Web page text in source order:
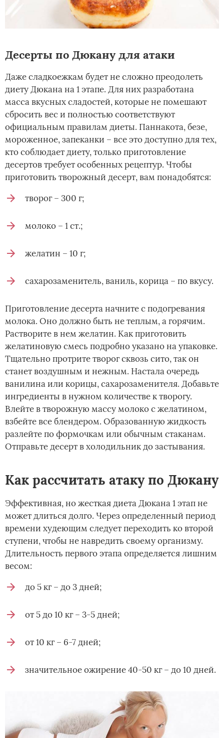
Десерты по Дюкану для атаки
Даже сладкоежкам будет не сложно преодолеть
диету Дюкана на 1 этапе. Для них разработана
масса вкусных сладостей, которые не помешают
сбросить вес и полностью соответствуют
официальным правилам диеты. Паннакота, безе,
мороженное, запеканки – все это доступно для тех,
кто соблюдает диету, только приготовление
десертов требует особенных рецептур. Чтобы
приготовить творожный десерт, вам понадобятся:
творог – 300 г;
молоко – 1 ст.;
желатин – 10 г;
сахарозаменитель, ваниль, корица – по вкусу.
Приготовление десерта начните с подогревания
молока. Оно должно быть не теплым, а горячим.
Растворите в нем желатин. Как приготовить
желатиновую смесь подробно указано на упаковке.
Тщательно протрите творог сквозь сито, так он
станет воздушным и нежным. Настала очередь
ванилина или корицы, сахарозаменителя. Добавьте
ингредиенты в нужном количестве к творогу.
Влейте в творожную массу молоко с желатином,
взбейте все блендером. Образованную жидкость
разлейте по формочкам или обычным стаканам.
Отправьте десерт в холодильник до застывания.
Как рассчитать атаку по Дюкану
Эффективная, но жесткая диета Дюкана 1 этап не
может длиться долго. Через определенный период
времени худеющим следует переходить ко второй
ступени, чтобы не навредить своему организму.
Длительность первого этапа определяется лишним
весом:
до 5 кг – до 3 дней;
от 5 до 10 кг – 3-5 дней;
от 10 кг – 6-7 дней;
значительное ожирение 40-50 кг – до 10 дней.